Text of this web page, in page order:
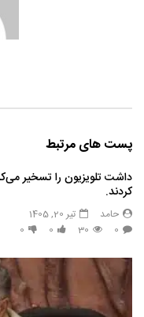
پست های مرتبط
داشت تلویزیون را تسخیر
کردند.
حامد
تیر 20, 1405
0
30
0
0